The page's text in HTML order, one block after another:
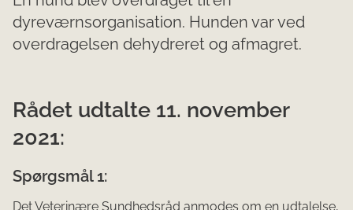
dyreværnsorganisation. Hunden var ved
overdragelsen dehydreret og afmagret.
Rådet udtalte 11. november
2021:
Spørgsmål 1:
Det Veterinære Sundhedsråd anmodes om en udtalelse,